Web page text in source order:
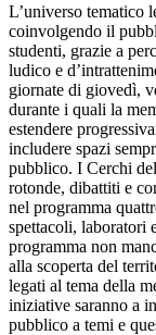
L’universo tematico
coinvolgendo il
studenti, grazie a
ludico e
giornate di giovedì,
durante i quali la
estendere
includere spazi
pubblico. I Cerchi
rotonde, dibattiti e
nel programma
spettacoli, laboratori
programma non
alla scoperta del
legati al tema della
iniziative saranno a
pubblico a temi e